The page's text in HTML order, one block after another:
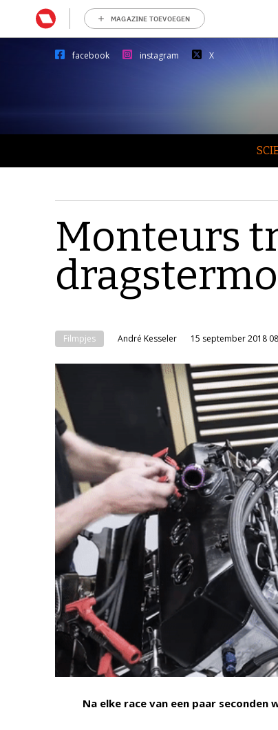
MAGAZINE TOEVOEGEN
facebook instagram X
Monteurs
Filmpjes André Kesseler 15 september 2018
Na elke race van een paar